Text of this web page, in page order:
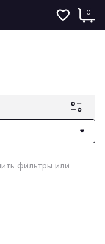
0
фильтры или